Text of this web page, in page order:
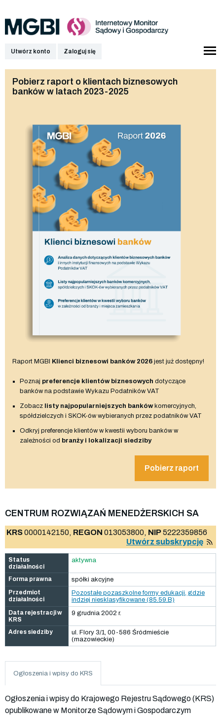
Utwórz konto Zaloguj się
Pobierz raport o klientach biznesowych
banków w latach 2023-2025
Raport MGBI Klienci biznesowi banków 2026 jest już dostępny!
Poznaj preferencje klientów biznesowych dotyczące
banków na podstawie Wykazu Podatników VAT
Zobacz listy najpopularniejszych bankówkomercyjnych,
spółdzielczych i SKOK-ów wybieranych przez podatników VAT
Odkryj preferencje klientów w kwestii wyboru banków w
zależności od branży i lokalizacji siedziby
Pobierz raport
CENTRUM ROZWIĄZAŃ MENEDŻERSKICH SA
KRS0000142150, REGON 013053800, NIP5222359856
Utwórz subskrypcję
Status
działalności
aktywna
Forma prawna
spółki akcyjne
Przedmiot
działalności
Pozostałe pozaszkolne formy edukacji, gdzie
indziej niesklasyfikowane (85.59.B)
Data rejestracji w
KRS
9 grudnia 2002 r.
Adres siedziby
ul. Flory 3/1, 00-586 Śródmieście
(mazowieckie)
Ogłoszenia i wpisy do KRS
Ogłoszenia i wpisy do Krajowego Rejestru Sądowego (KRS)
opublikowane w Monitorze Sądowym i Gospodarczym